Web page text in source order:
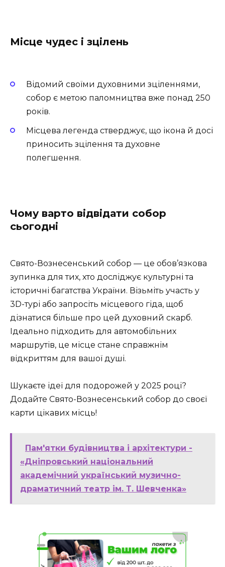
Місце чудес і зцілень
Відомий своїми духовними зціленнями,
собор є метою паломництва вже понад 250
років.
Місцева легенда стверджує, що ікона й досі
приносить зцілення та духовне
полегшення.
Чому варто відвідати собор
сьогодні
Свято-Вознесенський собор — це обов’язкова
зупинка для тих, хто досліджує культурні та
історичні багатства України. Візьміть участь у
3D-турі або запросіть місцевого гіда, щоб
дізнатися більше про цей духовний скарб.
Ідеально підходить для автомобільних
маршрутів, це місце стане справжнім
відкриттям для вашої душі.
Шукаєте ідеї для подорожей у 2025 році?
Додайте Свято-Вознесенський собор до своєї
карти цікавих місць!
Пам'ятки будівництва і архітектури -
«Дніпровський національний
академічний український музично-
драматичний театр ім. Т. Шевченка»